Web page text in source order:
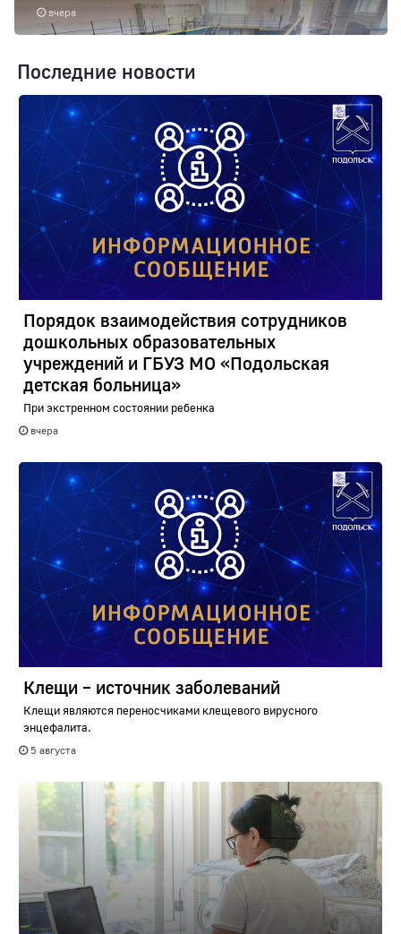
вчера
Последние новости
Порядок взаимодействия сотрудников
дошкольных образовательных
учреждений и ГБУЗ МО «Подольская
детская больница»
При экстренном состоянии ребенка
вчера
Клещи – источник заболеваний
Клещи являются переносчиками клещевого вирусного
энцефалита.
5 августа